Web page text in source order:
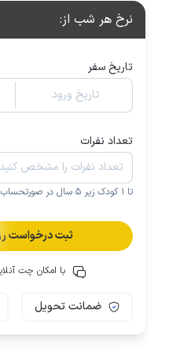
نرخ هر شب از:
تاریخ سفر
تاریخ ورود
تعداد نفرات
تا 1 کودک زیر 5 سال در صورتحساب لحاظ نمی گردد.
ثبت درخواست
با امکان چت
ضمانت تحویل